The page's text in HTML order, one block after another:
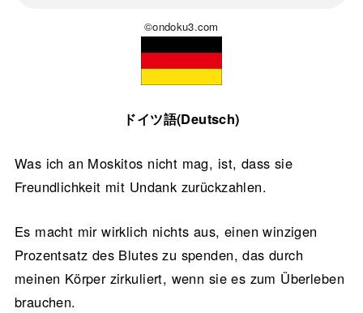
©ondoku3.com
ドイツ語(Deutsch)
Was ich an Moskitos nicht mag, ist, dass sie
Freundlichkeit mit Undank zurückzahlen.
Es macht mir wirklich nichts aus, einen winzigen
Prozentsatz des Blutes zu spenden, das durch
meinen Körper zirkuliert, wenn sie es zum Überleben
brauchen.